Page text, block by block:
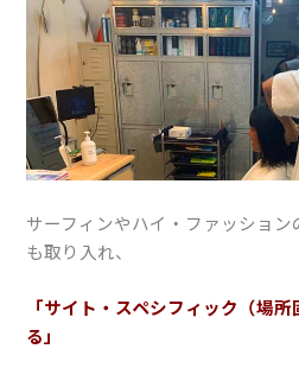
サーフィンやハイ・ファッショ
も取り入れ、
「サイト・スペシフィック（場
る」